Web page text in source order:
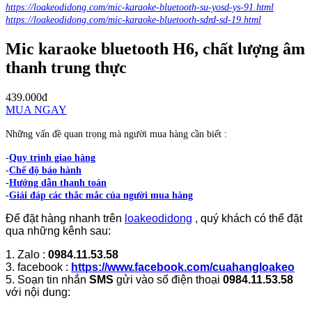
https://loakeodidong.com/mic-karaoke-bluetooth-su-yosd-ys-91.html
https://loakeodidong.com/mic-karaoke-bluetooth-sdrd-sd-19.html
Mic karaoke bluetooth H6, chất lượng âm
thanh trung thực
439.000đ
MUA NGAY
Những vấn đề quan trọng mà người mua hàng cần biết :
-Quy trình giao hàng
-Chế độ bảo hành
-Hướng dẫn thanh toán
-Giải đáp các thắc mắc của người mua hàng
Để đặt hàng nhanh trên loakeodidong , quý khách có thể đặt
qua những kênh sau:
1. Zalo : 0984.11.53.58
3. facebook : https://www.facebook.com/cuahangloakeo
5. Soạn tin nhắn SMS gửi vào số điện thoại 0984.11.53.58
với nội dung: